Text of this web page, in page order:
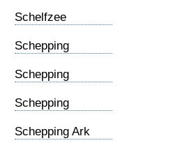
Schelfzee
Schepping
Schepping
Schepping
Schepping Ark